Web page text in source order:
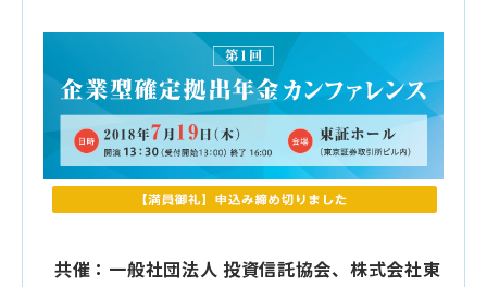
共催：一般社団法人 投資信託協会、株式会社東